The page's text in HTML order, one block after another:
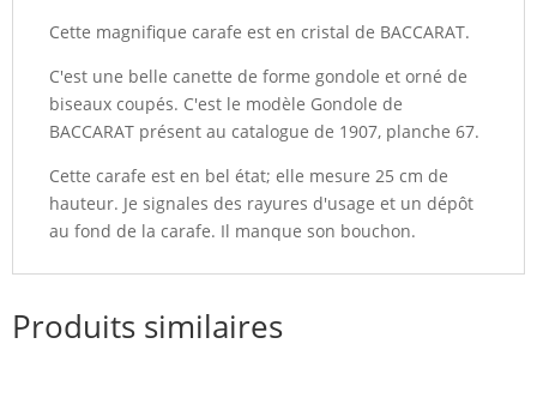
Cette magnifique carafe est en cristal de BACCARAT.
C'est une belle canette de forme gondole et orné de
biseaux coupés. C'est le modèle Gondole de
BACCARAT présent au catalogue de 1907, planche 67.
Cette carafe est en bel état; elle mesure 25 cm de
hauteur. Je signales des rayures d'usage et un dépôt
au fond de la carafe. Il manque son bouchon.
Produits similaires